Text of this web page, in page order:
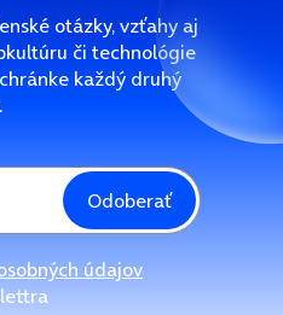
otázky, vzťahy aj
či technológie
každý druhý
Odoberať
údajov